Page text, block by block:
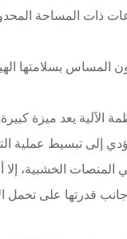
ذات المساحة
المساس بسلامتها
الآلية يعد ميزة
الخشبية،
قدرتها على تحمل